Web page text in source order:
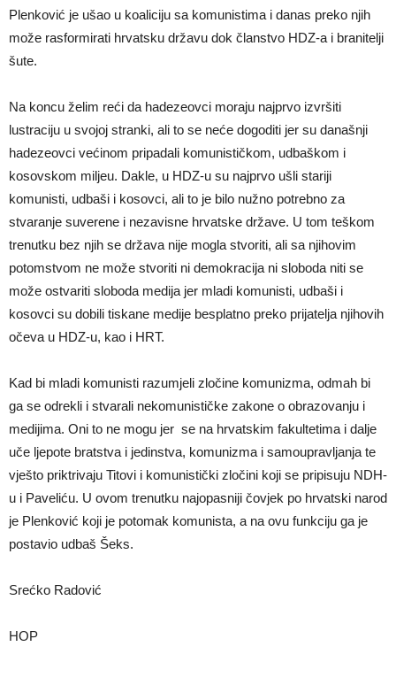
Plenković je ušao u koaliciju sa komunistima i danas preko njih
može rasformirati hrvatsku državu dok članstvo HDZ-a i branitelji
šute.
Na koncu želim reći da hadezeovci moraju najprvo izvršiti
lustraciju u svojoj stranki, ali to se neće dogoditi jer su današnji
hadezeovci većinom pripadali komunističkom, udbaškom i
kosovskom miljeu. Dakle, u HDZ-u su najprvo ušli stariji
komunisti, udbaši i kosovci, ali to je bilo nužno potrebno za
stvaranje suverene i nezavisne hrvatske države. U tom teškom
trenutku bez njih se država nije mogla stvoriti, ali sa njihovim
potomstvom ne može stvoriti ni demokracija ni sloboda niti se
može ostvariti sloboda medija jer mladi komunisti, udbaši i
kosovci su dobili tiskane medije besplatno preko prijatelja njihovih
očeva u HDZ-u, kao i HRT.
Kad bi mladi komunisti razumjeli zločine komunizma, odmah bi
ga se odrekli i stvarali nekomunističke zakone o obrazovanju i
medijima. Oni to ne mogu jer se na hrvatskim fakultetima i dalje
uče ljepote bratstva i jedinstva, komunizma i samoupravljanja te
vješto priktrivaju Titovi i komunistički zločini koji se pripisuju NDH-
u i Paveliću. U ovom trenutku najopasniji čovjek po hrvatski narod
je Plenković koji je potomak komunista, a na ovu funkciju ga je
postavio udbaš Šeks.
Srećko Radović
HOP